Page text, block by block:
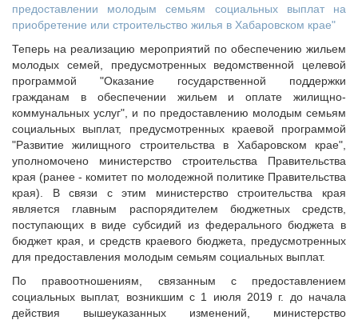
Лучшие практики ТОС
Новости юридического совета
предоставлении молодым семьям социальных выплат на
приобретение или строительство жилья в Хабаровском крае"
Теперь на реализацию мероприятий по обеспечению жильем
молодых семей, предусмотренных ведомственной целевой
программой "Оказание государственной поддержки
гражданам в обеспечении жильем и оплате жилищно-
коммунальных услуг", и по предоставлению молодым семьям
социальных выплат, предусмотренных краевой программой
"Развитие жилищного строительства в Хабаровском крае",
уполномочено министерство строительства Правительства
края (ранее - комитет по молодежной политике Правительства
края). В связи с этим министерство строительства края
является главным распорядителем бюджетных средств,
поступающих в виде субсидий из федерального бюджета в
бюджет края, и средств краевого бюджета, предусмотренных
для предоставления молодым семьям социальных выплат.
По правоотношениям, связанным с предоставлением
социальных выплат, возникшим с 1 июля 2019 г. до начала
действия вышеуказанных изменений, министерство